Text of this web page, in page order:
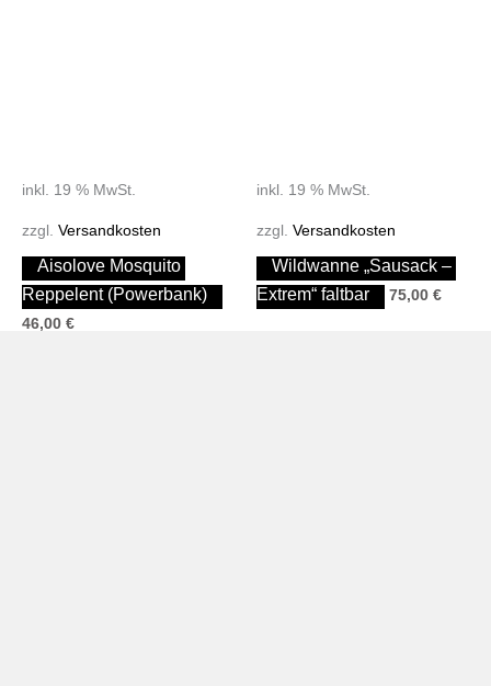
inkl. 19 % MwSt.
zzgl. Versandkosten
Aisolove Mosquito
Reppelent (Powerbank)
46,00 €
inkl. 19 % MwSt.
zzgl. Versandkosten
Wildwanne „Sausack –
Extrem“ faltbar
75,00 €